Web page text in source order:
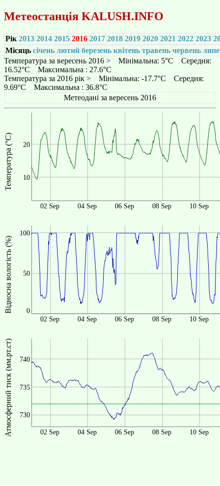
Метеостанція KALUSH.INFO
Рік 2013 2014 2015 2016 2017 2018 2019 2020 2021 2022 2023
Місяць січень лютий березень квітень травень червень
Температура за вересень 2016 > Мінімальна: 5°C Середня:
16.52°C Максимальна : 27.6°C
Температура за 2016 рік > Мінімальна: -17.7°C Середня:
9.69°C Максимальна : 36.8°C
Метеодані за вересень 2016
Температура (°C) 10
20
02 Sep 04 Sep 06 Sep 08 Sep 10 Sep
Відносна вологість (%) 0
50
100
02 Sep 04 Sep 06 Sep 08 Sep 10 Sep
Атмосферний тиск (мм.рт.ст) 730
735
740
02 Sep 04 Sep 06 Sep 08 Sep 10 Sep